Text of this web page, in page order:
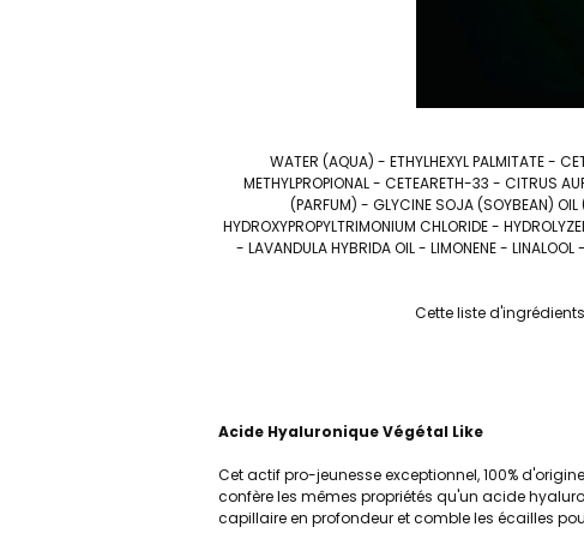
WATER (AQUA) - ETHYLHEXYL PALMITATE -
METHYLPROPIONAL - CETEARETH-33 - CITRUS
(PARFUM) - GLYCINE SOJA (SOYBEAN)
HYDROXYPROPYLTRIMONIUM CHLORIDE -
- LAVANDULA HYBRIDA OIL - LIMONENE -
Cette liste
Acide Hyaluronique Végétal Like
Cet actif pro-jeunesse exceptionnel, 100%
confère les mêmes propriétés qu'un acide
capillaire en profondeur et comble les écailles